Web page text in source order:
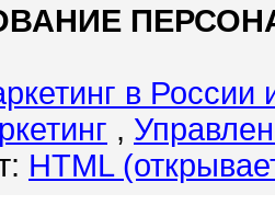
в России
,
HTML